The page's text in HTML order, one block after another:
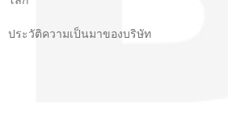
ประวัติความเป็นมาของบริษัท